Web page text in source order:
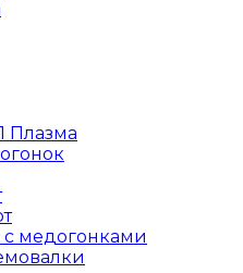
Плазма
медогонками